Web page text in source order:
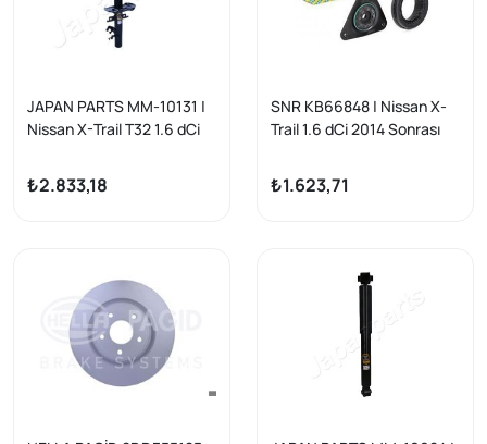
JAPAN PARTS MM-10131 |
Nissan X-Trail T32 1.6 dCi
₺2.833,18
SNR KB66848 | Nissan X-
Trail 1.6 dCi 2014 Sonrası
Bilya (Qashqai / Megane 4
/ Kadjar)
₺1.623,71